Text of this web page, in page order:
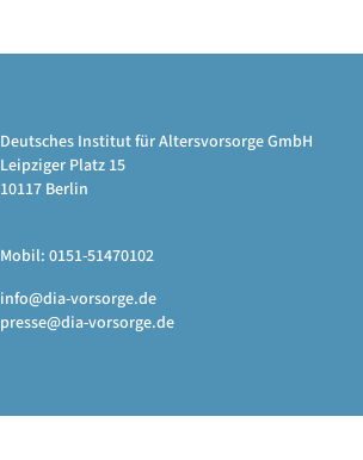
Deutsches Institut für Altersvorsorge GmbH
Leipziger Platz 15
10117 Berlin
Mobil: 0151-51470102
info@dia-vorsorge.de
presse@dia-vorsorge.de